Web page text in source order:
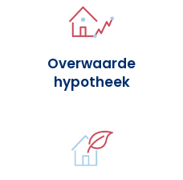
Overwaarde
hypotheek